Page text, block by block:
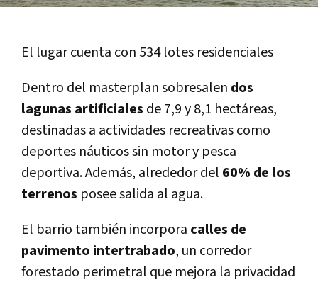
El lugar cuenta con 534 lotes residenciales
Dentro del masterplan sobresalen dos
lagunas artificiales de 7,9 y 8,1 hectáreas,
destinadas a actividades recreativas como
deportes náuticos sin motor y pesca
deportiva. Además, alrededor del 60% de los
terrenos posee salida al agua.
El barrio también incorpora calles de
pavimento intertrabado, un corredor
forestado perimetral que mejora la privacidad